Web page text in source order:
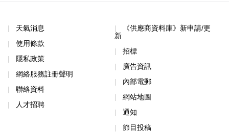
天氣消息
使用條款
隱私政策
網絡服務註冊聲明
聯絡資料
人才招聘
《供應商資料庫》新申請/更
新
招標
廣告資訊
內部電郵
網站地圖
通知
節目投稿